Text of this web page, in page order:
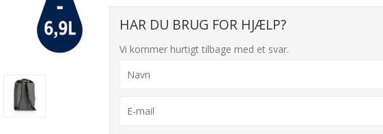
HAR DU BRUG FOR HJÆLP?
Vi kommer hurtigt tilbage med et svar.